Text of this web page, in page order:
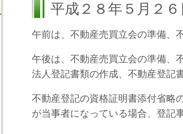
平成２８年５月２６
午前は、不動産売買立会の準備、
午後は、不動産売買立会の準備、
法人登記書類の作成、不動産登記
不動産登記の資格証明書添付省略
が当事者になっている場合、登記